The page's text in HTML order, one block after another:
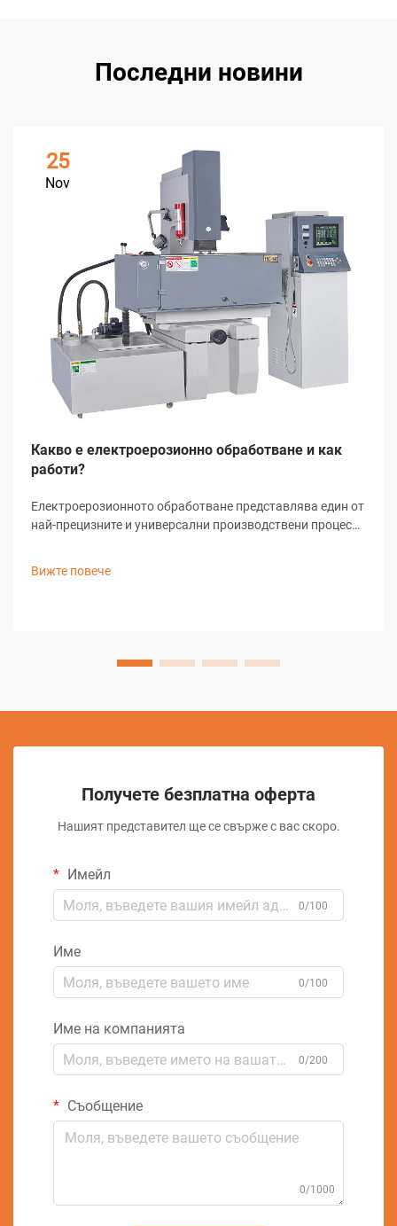
Последни новини
25
Nov
Какво е електроерозионно обработване и как
работи?
Електроерозионното обработване представлява един от
най-прецизните и универсални производствени процеси
Вижте повече
Получете безплатна оферта
Нашият представител ще се свърже с вас скоро.
Имейл
0/100
Име
0/100
Име на компанията
0/200
Съобщение
0/1000